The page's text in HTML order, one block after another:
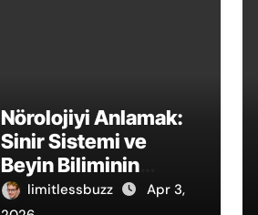
Nörolojiyi Anlamak:
Sinir Sistemi ve
Beyin Biliminin
İncelenmesi
limitlessbuzz
Apr 3,